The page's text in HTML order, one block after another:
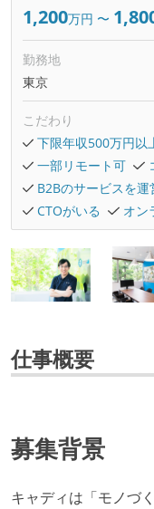
1,200万円 〜
勤務地
東京
こだわり
下限年収500万円以
一部リモート可
B2Bのサービスを運
CTOがいる
オン
仕事概要
募集背景
キャディは「モノづ